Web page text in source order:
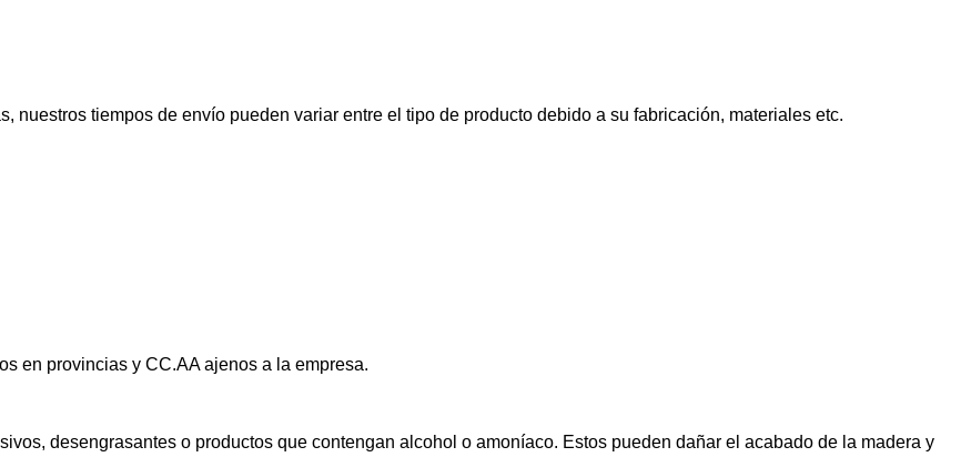
nuestros tiempos de envío pueden variar entre el tipo de producto debido a su fabricación, materiales etc.
en provincias y CC.AA ajenos a la empresa.
desengrasantes o productos que contengan alcohol o amoníaco. Estos pueden dañar el acabado de la madera y